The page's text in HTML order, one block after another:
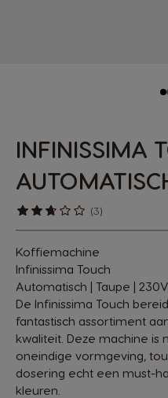
INFINISSIMA
(3)
Koffiemachine
Infinissima Touch
Automatisch | Taupe | 230V
De Infinissima Touch
fantastisch assortiment
kwaliteit. Deze machine is
oneindige vormgeving,
dosering echt een must-
kleuren.